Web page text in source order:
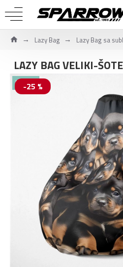
Lazy Bag Lazy Bag sa
LAZY BAG VELIKI-
NOVO
-25 %